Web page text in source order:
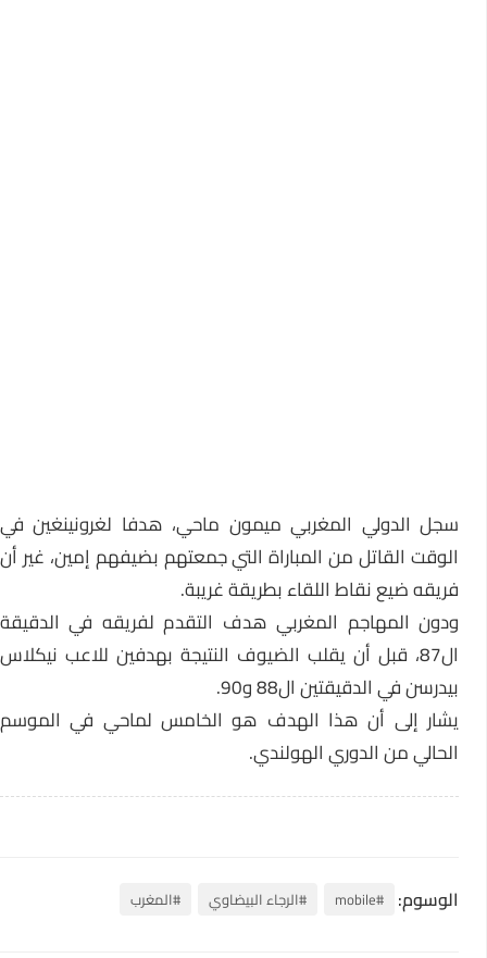
سجل الدولي المغربي ميمون ماحي، هدفا لغرونينغين في
الوقت القاتل من المباراة التي جمعتهم بضيفهم إمين، غير أن
فريقه ضيع نقاط اللقاء بطريقة غريبة.
ودون المهاجم المغربي هدف التقدم لفريقه في الدقيقة
ال87، قبل أن يقلب الضيوف النتيجة بهدفين للاعب نيكلاس
بيدرسن في الدقيقتين ال88 و90.
يشار إلى أن هذا الهدف هو الخامس لماحي في الموسم
الحالي من الدوري الهولندي.
الوسوم: #mobile #الرجاء البيضاوي #المغرب